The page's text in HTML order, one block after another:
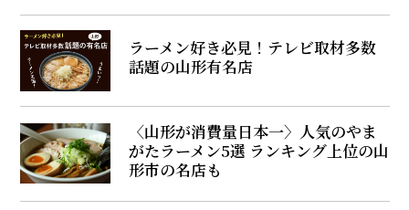
ラーメン好き必見！テレビ取材多数
話題の山形有名店
〈山形が消費量日本一〉人気のやま
がたラーメン5選 ランキング上位の山
形市の名店も